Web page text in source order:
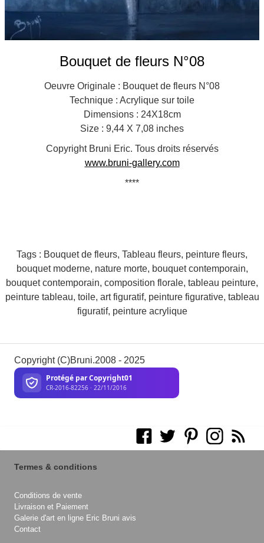
Bouquet de fleurs N°08
Oeuvre Originale : Bouquet de fleurs N°08
Technique : Acrylique sur toile
Dimensions : 24X18cm
Size : 9,44 X 7,08 inches
Copyright Bruni Eric. Tous droits réservés
www.bruni-gallery.com
****
Tags : Bouquet de fleurs, Tableau fleurs, peinture fleurs,
bouquet moderne, nature morte, bouquet contemporain,
bouquet contemporain, composition florale, tableau peinture,
peinture tableau, toile, art figuratif, peinture figurative, tableau
figuratif, peinture acrylique
Copyright (C)Bruni.2008 - 2025
Termes & conditions
Conditions de vente
Livraison et Paiement
Galerie d'art en ligne Eric Bruni avis
Contact